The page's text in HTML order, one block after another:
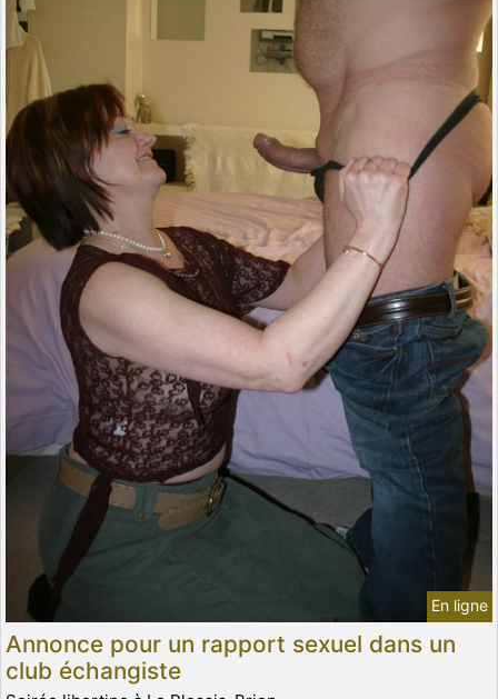
En ligne
Annonce pour un rapport sexuel dans un
club échangiste